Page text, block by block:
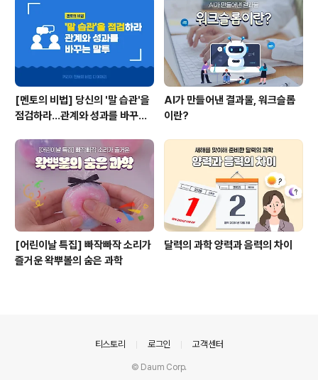
[멘토의 비법] 당신의 '말 습관'을
점검하라...관계와 성과를 바꾸는
AI가 만들어낸 결과물, 워크슬롭
이란?
[어린이날 특집] 빠작빠작 소리가
즐거운 왁뿌볼의 숨은 과학
달력의 과학 양력과 음력의 차이
티스토리 로그인 고객센터
© Daum Corp.